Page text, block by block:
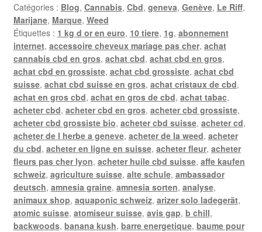
Catégories : Blog, Cannabis, Cbd, geneva, Genève, Le Riff,
Marijane, Marque, Weed
Étiquettes : 1 kg d or en euro, 10 tiere, 1g, abonnement
internet, accessoire cheveux mariage pas cher, achat
cannabis cbd en gros, achat cbd, achat cbd en gros,
achat cbd en grossiste, achat cbd grossiste, achat cbd
suisse, achat cbd suisse en gros, achat cristaux de cbd,
achat en gros cbd, achat en gros de cbd, achat tabac,
acheter cbd, acheter cbd en gros, acheter cbd grossiste,
acheter cbd grossiste bio, acheter cbd suisse, acheter cd,
acheter de l herbe a geneve, acheter de la weed, acheter
du cbd, acheter en ligne en suisse, acheter fleur, acheter
fleurs pas cher lyon, acheter huile cbd suisse, affe kaufen
schweiz, agriculture suisse, alte schule, ambassador
deutsch, amnesia graine, amnesia sorten, analyse,
animaux shop, aquaponic schweiz, arizer solo ladegerät,
atomic suisse, atomiseur suisse, avis gap, b chill,
backwoods, banana kush, barre energetique, baume pour